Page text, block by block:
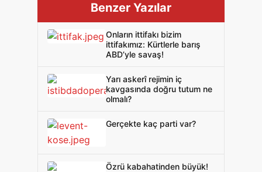
Benzer Yazılar
Onların ittifakı bizim
ittifakımız: Kürtlerle barış
ABD’yle savaş!
Yarı askerî rejimin iç
kavgasında doğru tutum ne
olmalı?
Gerçekte kaç parti var?
Özrü kabahatinden büyük!